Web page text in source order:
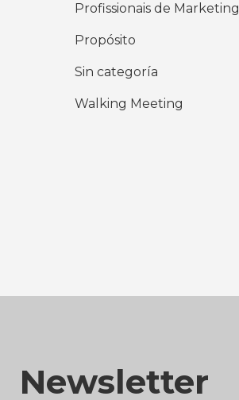
Profissionais de Marketing
Propósito
Sin categoría
Walking Meeting
Newsletter